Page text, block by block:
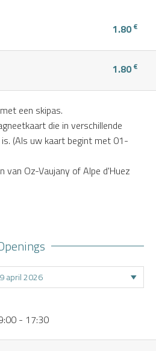
1.80 €
1.80 €
een skipas.
die in verschillende
is. (Als uw kaart begint met 01-
van Oz-Vaujany of Alpe d'Huez
- 17:30